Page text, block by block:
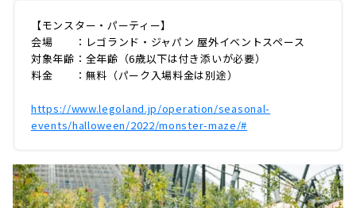
【モンスター・パーティー】
会場 ：レゴランド・ジャパン 屋外イベントスペース
対象年齢：全年齢（6歳以下は付き添いが必要）
料金 ：無料（パーク入場料金は別途）
https://www.legoland.jp/operation/seasonal-
events/halloween/2022/monster-maze/#